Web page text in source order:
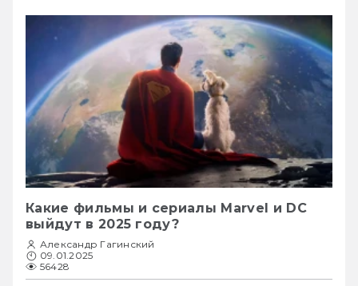
Какие фильмы и сериалы Marvel и DC
выйдут в 2025 году?
Александр Гагинский
09.01.2025
56428